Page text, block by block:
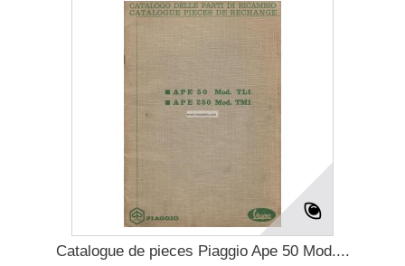
Catalogue de pieces Piaggio Ape 50 Mod....